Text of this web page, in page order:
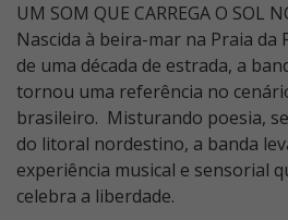
UM SOM QUE CARREGA O SOL
Nascida à beira-mar na Praia da
de uma década de estrada, a
tornou uma referência no
brasileiro. Misturando poesia,
do litoral nordestino, a banda
experiência musical e sensorial
celebra a liberdade.